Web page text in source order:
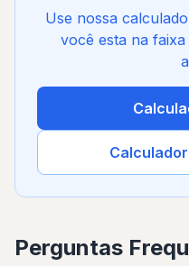
Use nossa
você esta na
Perguntas